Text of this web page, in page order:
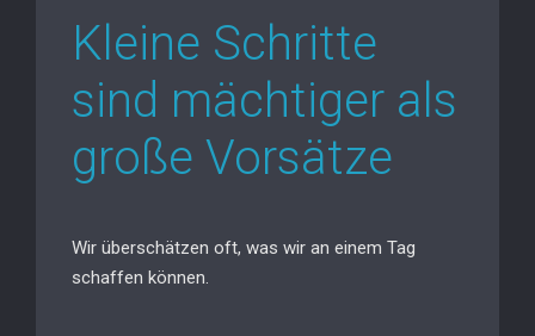
Kleine Schritte
sind mächtiger als
große Vorsätze
Wir überschätzen oft, was wir an einem Tag
schaffen können.